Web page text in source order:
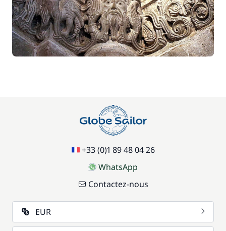
Location de vélo - Enfant 45,50 €
/ semaine
Paddle 77,00 €
+33 (0)1 89 48 04 26
WhatsApp
Contactez-nous
EUR